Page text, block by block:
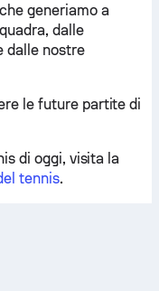
generiamo a
dalle
dalle nostre
le future partite di
di oggi, visita la
tennis.